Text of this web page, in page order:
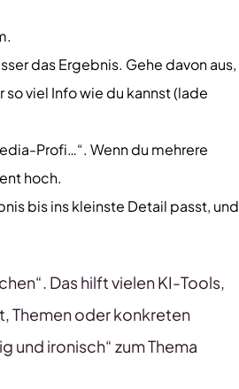
das Ergebnis. Gehe davon aus,
viel Info wie du kannst (lade
Profi…“. Wenn du mehrere
hoch.
bis ins kleinste Detail passt, und
Das hilft vielen KI-Tools,
Themen oder konkreten
und ironisch“ zum Thema